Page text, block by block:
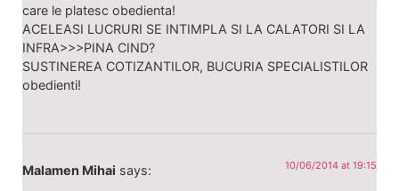
care le platesc obedienta!
ACELEASI LUCRURI SE INTIMPLA SI LA CALATORI SI LA
INFRA>>>PINA CIND?
SUSTINEREA COTIZANTILOR, BUCURIA SPECIALISTILOR
obedienti!
Malamen Mihai says: 10/06/2014 at 19:15